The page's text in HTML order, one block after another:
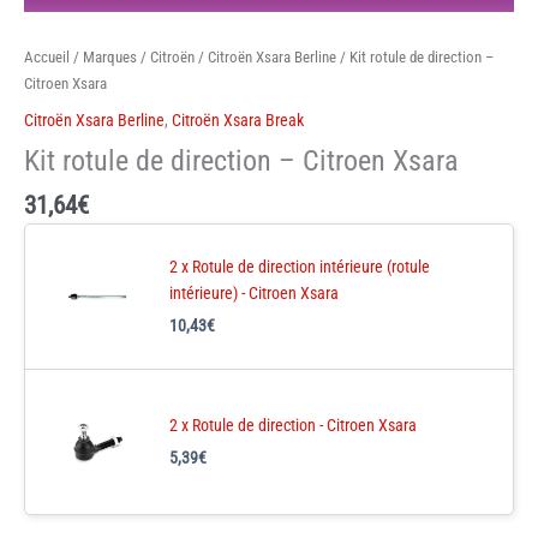
Accueil / Marques / Citroën / Citroën Xsara Berline / Kit rotule de direction –
Citroen Xsara
Citroën Xsara Berline, Citroën Xsara Break
Kit rotule de direction – Citroen Xsara
31,64€
2 x Rotule de direction intérieure (rotule
intérieure) - Citroen Xsara
10,43€
2 x Rotule de direction - Citroen Xsara
5,39€